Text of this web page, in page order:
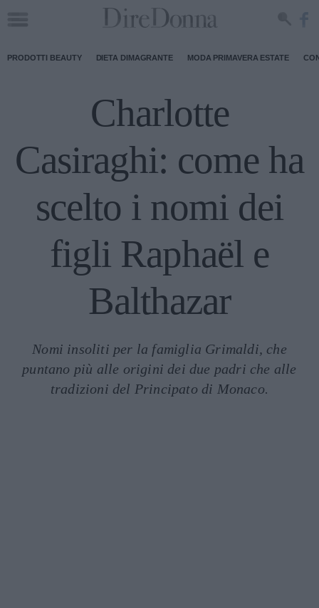
PRODOTTI BEAUTY DIETA DIMAGRANTE MODA PRIMAVERA ESTATE
Charlotte
Casiraghi: come ha
scelto i nomi dei
figli Raphaël e
Balthazar
Nomi insoliti per la famiglia Grimaldi, che
puntano più alle origini dei due padri che alle
tradizioni del Principato di Monaco.